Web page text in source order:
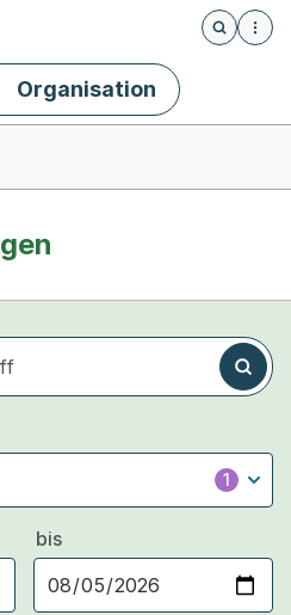
Öffnet
Organisation
Suchen
1
bis